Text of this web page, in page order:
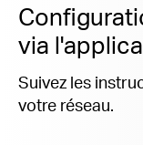
via
Suivez les
votre réseau.